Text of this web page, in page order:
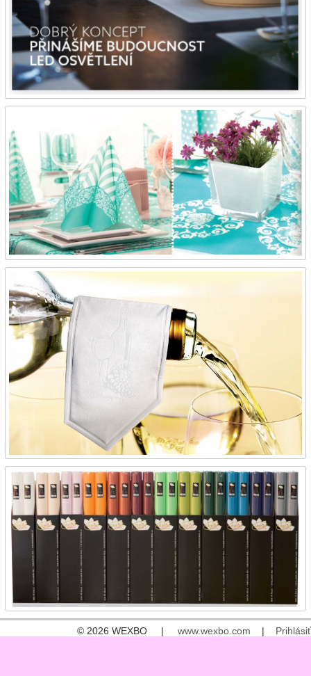
© 2026 WEXBO | www.wexbo.com | Prihlásiť